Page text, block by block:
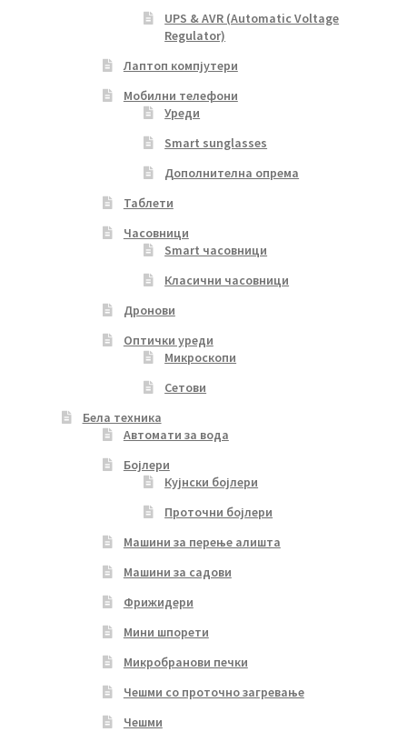
UPS & AVR (Automatic Voltage
Regulator)
Лаптоп компјутери
Мобилни телефони
Уреди
Smart sunglasses
Дополнителна опрема
Таблети
Часовници
Smart часовници
Класични часовници
Дронови
Оптички уреди
Микроскопи
Сетови
Бела техника
Автомати за вода
Бојлери
Кујнски бојлери
Проточни бојлери
Машини за перење алишта
Машини за садови
Фрижидери
Мини шпорети
Микробранови печки
Чешми со проточно загревање
Чешми